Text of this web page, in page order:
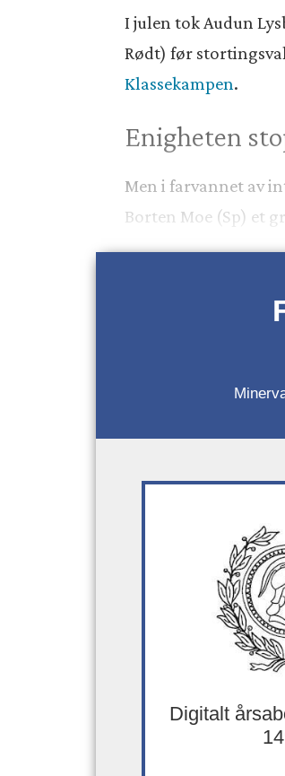
I julen tok Audun
Rødt) før
Klassekampen.
Enigheten
Men i farvannet av
Borten Moe (Sp) et
Digitalt